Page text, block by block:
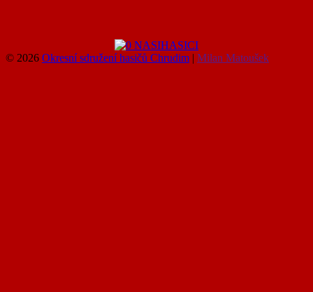
© 2026 Okresní sdružení hasičů Chrudim | Milan Matoušek